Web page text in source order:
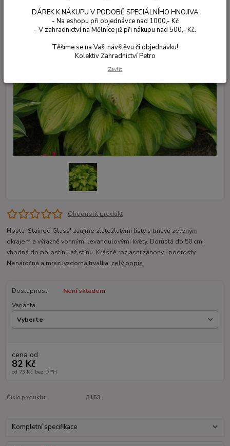
Ohodnotit produkt
Hosta 'Stained Glass' zaujme zlatožlutými listy s tmavě zeleným
okrajem a výrazně vonnými levandulovými květy. Dorůstá do 50 cm,
vhodná do polostínu až stínu. Krásně rozjasní záhony i podrosty.
Nenáročná a mrazuvzdorná trvalka. celý popis
Dostupnost
Není skladem
Varianta
cena od
82 Kč
od 73 Kč bez DPH
Číslo produktu: 3153
Kompletní specifikace
DÁREK K NÁKUPU V PODOBĚ SPECIÁLNÍHO HNOJIVA
- Na eshopu při objednávce nad 1000,- Kč
- V zahradnictví na Mělníce již při nákupu nad 500,- Kč.
Těšíme se na Vaši návštěvu či objednávku!
Kolektiv Zahradnictví Petro
Zavřít